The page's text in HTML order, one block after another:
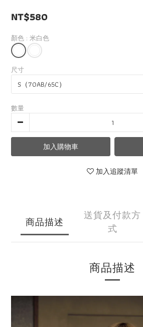
NT$580
顏色 : 米白色
尺寸
數量
加入購物車
加入追蹤清單
商品描述
送貨及付款方
式
商品描述